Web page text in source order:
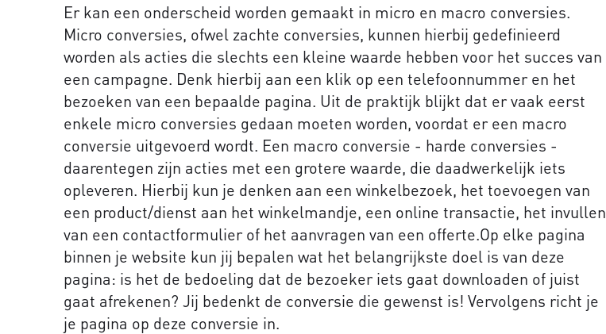
Er kan een onderscheid worden gemaakt in micro en macro conversies.
Micro conversies, ofwel zachte conversies, kunnen hierbij gedefinieerd
worden als acties die slechts een kleine waarde hebben voor het succes van
een campagne. Denk hierbij aan een klik op een telefoonnummer en het
bezoeken van een bepaalde pagina. Uit de praktijk blijkt dat er vaak eerst
enkele micro conversies gedaan moeten worden, voordat er een macro
conversie uitgevoerd wordt. Een macro conversie - harde conversies -
daarentegen zijn acties met een grotere waarde, die daadwerkelijk iets
opleveren. Hierbij kun je denken aan een winkelbezoek, het toevoegen van
een product/dienst aan het winkelmandje, een online transactie, het invullen
van een contactformulier of het aanvragen van een offerte.Op elke pagina
binnen je website kun jij bepalen wat het belangrijkste doel is van deze
pagina: is het de bedoeling dat de bezoeker iets gaat downloaden of juist
gaat afrekenen? Jij bedenkt de conversie die gewenst is! Vervolgens richt je
je pagina op deze conversie in.